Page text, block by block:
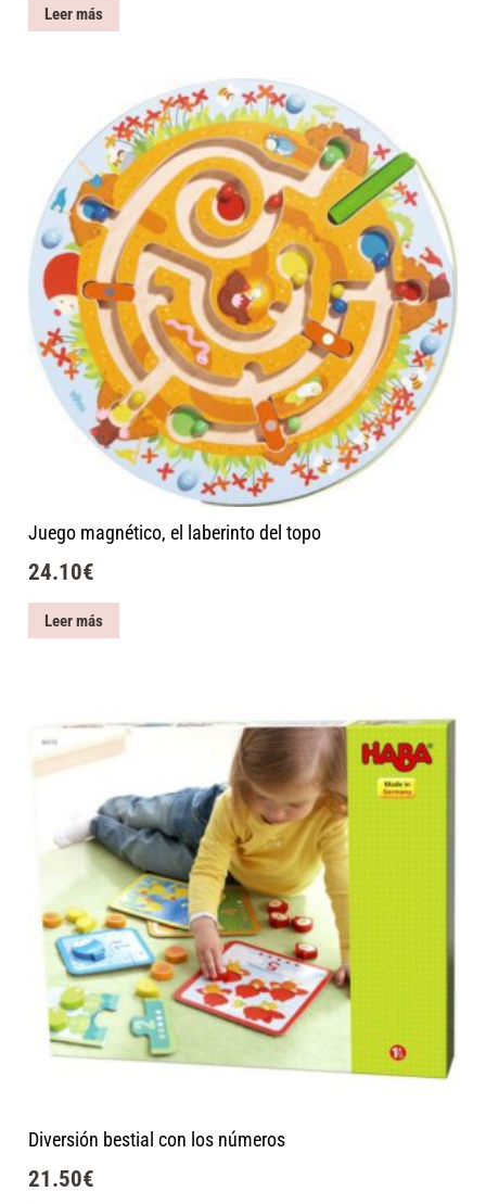
Leer más
Juego magnético, el laberinto del topo
24.10€
Leer más
Diversión bestial con los números
21.50€